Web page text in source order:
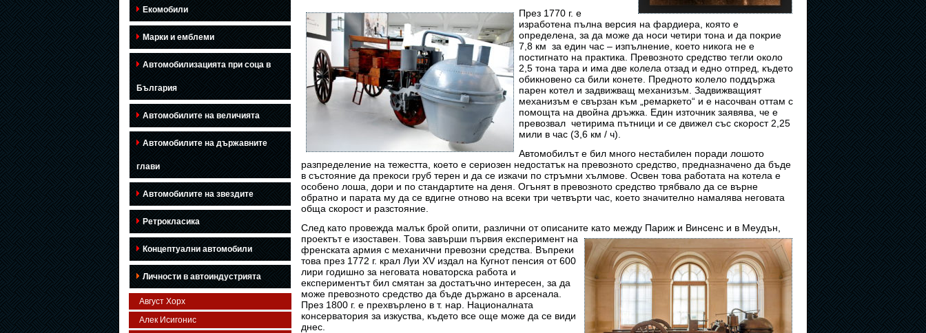
Екомобили
Марки и емблеми
Автомобилизацията при соца в
България
Автомобилите на величията
Автомобилите на държавните
глави
Автомобилите на звездите
Ретрокласика
Концептуални автомобили
Личности в автоиндустрията
Август Хорх
Алек Исигонис
През 1770 г. е
изработена пълна версия на фардиера, която е
определена, за да може да носи четири тона и да покрие
7,8 км за един час – изпълнение, което никога не е
постигнато на практика. Превозното средство тегли около
2,5 тона тара и има две колела отзад и едно отпред, където
обикновено са били конете. Предното колело поддържа
парен котел и задвижващ механизъм. Задвижващият
механизъм е свързан към „ремаркето“ и е насочван оттам с
помощта на двойна дръжка. Един източник заявява, че е
превозвал четирима пътници и се движел със скорост 2,25
мили в час (3,6 км / ч).
Автомобилът е бил много нестабилен поради лошото
разпределение на тежестта, което е сериозен недостатък на превозното средство, предназначено да бъде
в състояние да прекоси груб терен и да се изкачи по стръмни хълмове. Освен това работата на котела е
особено лоша, дори и по стандартите на деня. Огънят в превозното средство трябвало да се върне
обратно и парата му да се вдигне отново на всеки три четвърти час, което значително намалява неговата
обща скорост и разстояние.
След като провежда малък брой опити, различни от описаните като между Париж и Винсенс и в Меудън,
проектът е изоставен. Това завърши първия експеримент на
френската армия с механични превозни средства. Въпреки
това през 1772 г. крал Луи XV издал на Кугнот пенсия от 600
лири годишно за неговата новаторска работа и
експериментът бил смятан за достатъчно интересен, за да
може превозното средство да бъде държано в арсенала.
През 1800 г. е прехвърлено в т. нар. Националната
консерватория за изкуства, където все още може да се види
днес.